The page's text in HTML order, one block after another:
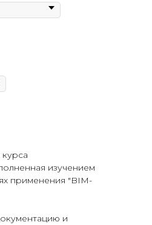
изучением
применения "BIM-
и